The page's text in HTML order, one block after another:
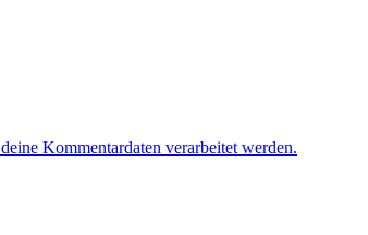
Kommentardaten verarbeitet werden.